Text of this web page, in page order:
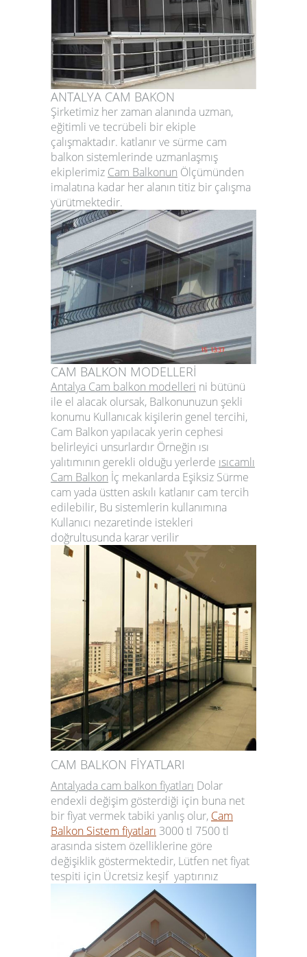
ANTALYA CAM BAKON
Şirketimiz her zaman alanında uzman,
eğitimli ve tecrübeli bir ekiple
çalışmaktadır. katlanır ve sürme cam
balkon sistemlerinde uzmanlaşmış
ekiplerimiz Cam Balkonun Ölçümünden
imalatına kadar her alanın titiz bir çalışma
yürütmektedir.
CAM BALKON MODELLERİ
Antalya Cam balkon modelleri ni bütünü
ile el alacak olursak, Balkonunuzun şekli
konumu Kullanıcak kişilerin genel tercihi,
Cam Balkon yapılacak yerin cephesi
belirleyici unsurlardır Örneğin ısı
yalıtımının gerekli olduğu yerlerde ısıcamlı
Cam Balkon İç mekanlarda Eşiksiz Sürme
cam yada üstten askılı katlanır cam tercih
edilebilir, Bu sistemlerin kullanımına
Kullanıcı nezaretinde istekleri
doğrultusunda karar verilir
CAM BALKON FİYATLARI
Antalyada cam balkon fiyatları Dolar
endexli değişim gösterdiği için buna net
bir fiyat vermek tabiki yanlış olur, Cam
Balkon Sistem fiyatları 3000 tl 7500 tl
arasında sistem özelliklerine göre
değişiklik göstermektedir, Lütfen net fiyat
tespiti için Ücretsiz keşif yaptırınız